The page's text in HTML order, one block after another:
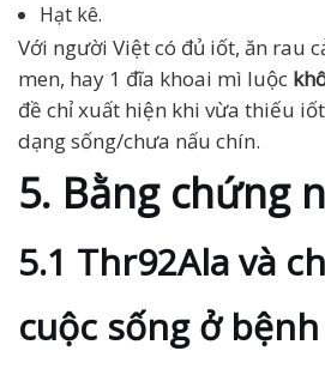
Hạt kê.
Với người Việt có đủ iốt, ăn rau
men, hay 1 đĩa khoai mì luộc
đề chỉ xuất hiện khi vừa thiếu
dạng sống/chưa nấu chín.
5. Bằng chứng
5.1 Thr92Ala và
cuộc sống ở